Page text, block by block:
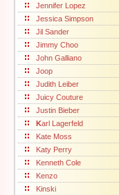
Jennifer Lopez
Jessica Simpson
Jil Sander
Jimmy Choo
John Galliano
Joop
Judith Leiber
Juicy Couture
Justin Bieber
Karl Lagerfeld
Kate Moss
Katy Perry
Kenneth Cole
Kenzo
Kinski